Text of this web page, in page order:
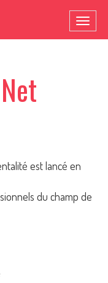
est lancé en
du champ de